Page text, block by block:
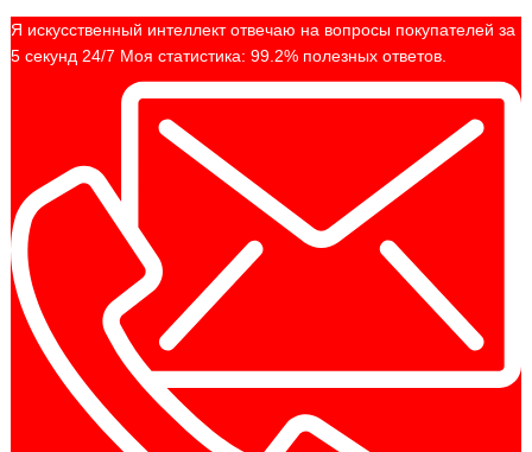
Я искусственный интеллект отвечаю на вопросы покупателей за
5 секунд 24/7 Моя статистика: 99.2% полезных ответов.